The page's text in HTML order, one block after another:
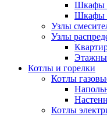
Шкафы
Шкафы
Узлы
Узлы
Котлы и горелки
Котлы
Котлы